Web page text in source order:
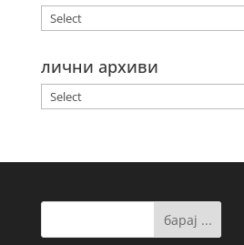
лични архиви